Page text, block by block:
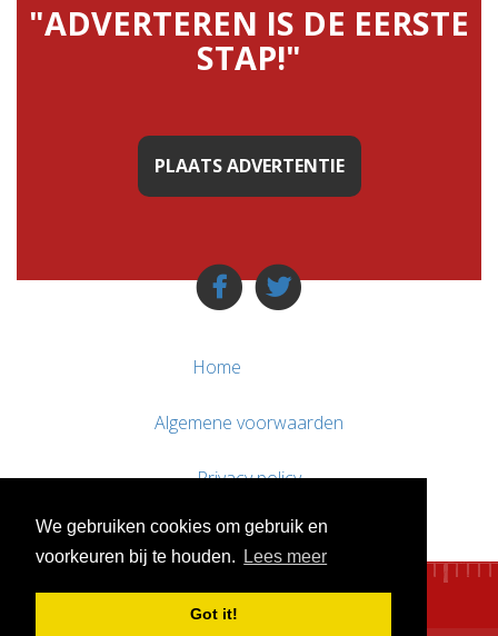
We gebruiken cookies om gebruik en
voorkeuren bij te houden.
Lees meer
Got it!
"ADVERTEREN IS DE EERSTE
STAP!"
PLAATS ADVERTENTIE
Home
Algemene voorwaarden
Privacy policy
Contact / Support